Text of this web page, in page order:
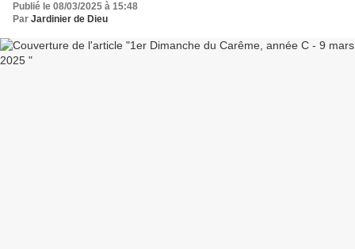
Publié le 08/03/2025 à 15:48
Par Jardinier de Dieu